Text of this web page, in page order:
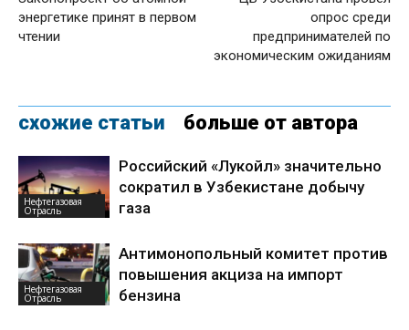
энергетике принят в первом
чтении
опрос среди
предпринимателей по
экономическим ожиданиям
схожие статьи больше от автора
Нефтегазовая
Отрасль
Российский «Лукойл» значительно
сократил в Узбекистане добычу
газа
Нефтегазовая
Отрасль
Антимонопольный комитет против
повышения акциза на импорт
бензина